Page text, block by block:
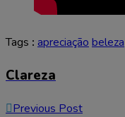
Tags : apreciação beleza
Clareza
Previous Post